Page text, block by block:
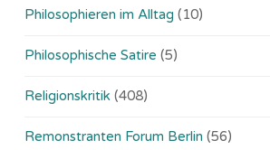
Philosophieren im Alltag (10)
Philosophische Satire (5)
Religionskritik (408)
Remonstranten Forum Berlin (56)